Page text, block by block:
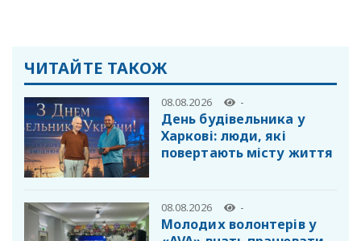
ЧИТАЙТЕ ТАКОЖ
08.08.2026 -
День будівельника у
Харкові: люди, які
повертають місту життя
08.08.2026 -
Молодих волонтерів у